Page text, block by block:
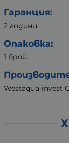
Гаранция:
2 години.
Опаковка:
1 брой.
Westaqua-invest